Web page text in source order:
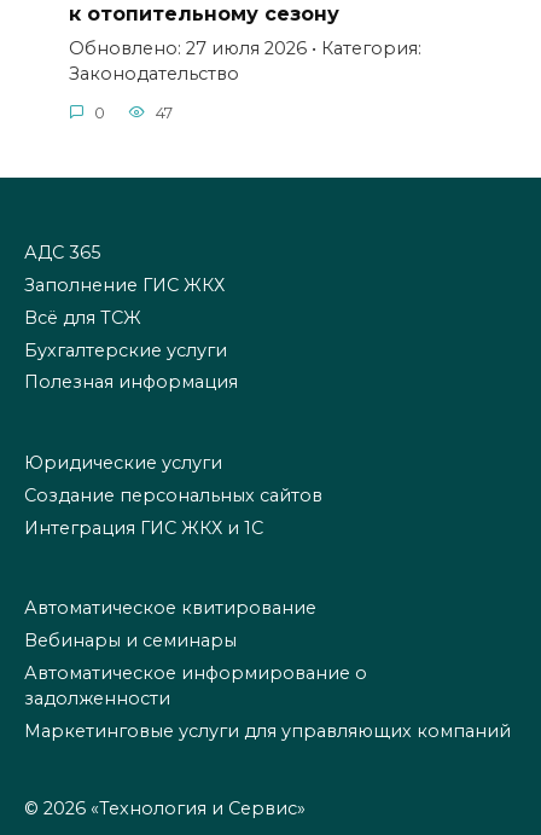
к отопительному сезону
Обновлено: 27 июля 2026 • Категория:
Законодательство
0 47
АДС 365
Заполнение ГИС ЖКХ
Всё для ТСЖ
Бухгалтерские услуги
Полезная информация
Юридические услуги
Создание персональных сайтов
Интеграция ГИС ЖКХ и 1С
Автоматическое квитирование
Вебинары и семинары
Автоматическое информирование о
задолженности
Маркетинговые услуги для управляющих компаний
© 2026 «Технология и Сервис»